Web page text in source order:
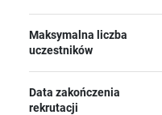
Maksymalna liczba
uczestników
Data zakończenia
rekrutacji